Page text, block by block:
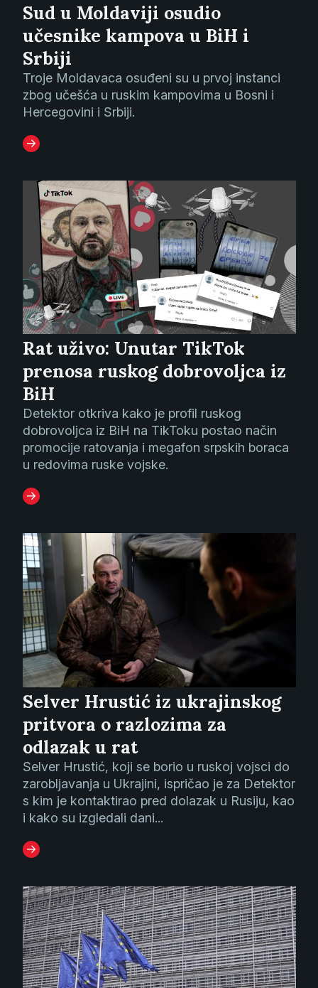
Sud u Moldaviji osudio
učesnike kampova u BiH i
Srbiji
Troje Moldavaca osuđeni su u prvoj instanci
zbog učešća u ruskim kampovima u Bosni i
Hercegovini i Srbiji.
Rat uživo: Unutar TikTok
prenosa ruskog dobrovoljca iz
BiH
Detektor otkriva kako je profil ruskog
dobrovoljca iz BiH na TikToku postao način
promocije ratovanja i megafon srpskih boraca
u redovima ruske vojske.
Selver Hrustić iz ukrajinskog
pritvora o razlozima za
odlazak u rat
Selver Hrustić, koji se borio u ruskoj vojsci do
zarobljavanja u Ukrajini, ispričao je za Detektor
s kim je kontaktirao pred dolazak u Rusiju, kao
i kako su izgledali dani...